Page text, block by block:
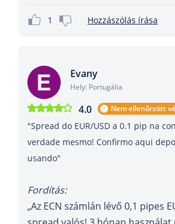
1 Hozzászólás írása
Evany
Hely: Portugália
4.0 Nem ellenőrzött
"Spread do EUR/USD a 0.1 pip na
verdade mesmo! Confirmo aqui
usando"
Fordítás:
„Az ECN számlán lévő 0,1 pipes